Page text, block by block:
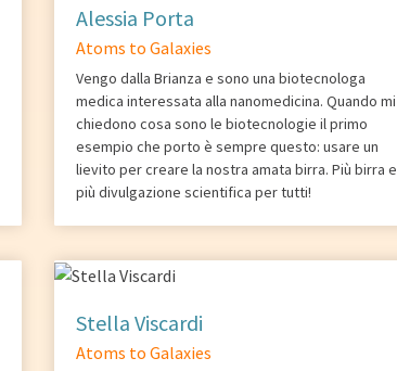
Alessia Porta
Atoms to Galaxies
Vengo dalla Brianza e sono una biotecnologa
medica interessata alla nanomedicina. Quando mi
chiedono cosa sono le biotecnologie il primo
esempio che porto è sempre questo: usare un
lievito per creare la nostra amata birra. Più birra e
più divulgazione scientifica per tutti!
Stella Viscardi
Atoms to Galaxies